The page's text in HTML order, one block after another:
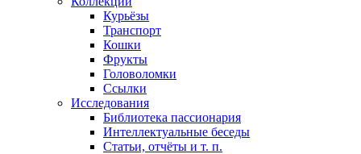
Курьёзы
Транспорт
Кошки
Фрукты
Головоломки
Ссылки
Исследования
Библиотека пассионария
Интеллектуальные беседы
Статьи, отчёты и т. п.